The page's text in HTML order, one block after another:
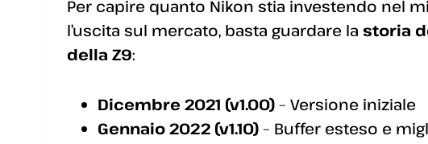
Per capire quanto Nikon stia investendo nel
l’uscita sul mercato, basta guardare la storia
della Z9:
Dicembre 2021 (v1.00) – Versione iniziale
Gennaio 2022 (v1.10) – Buffer esteso e